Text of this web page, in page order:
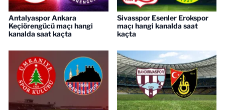
Antalyaspor Ankara
Keçiörengücü maçı hangi
kanalda saat kaçta
Sivasspor Esenler Erokspor
maçı hangi kanalda saat
kaçta